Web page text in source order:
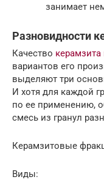
занимает
Разновидности
Качество керамзита
вариантов его
выделяют три
И хотя для каждой
по ее применению,
смесь из гранул
Керамзитовые
Виды: